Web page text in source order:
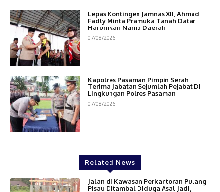
Lepas Kontingen Jamnas XII, Ahmad
Fadly Minta Pramuka Tanah Datar
Harumkan Nama Daerah
07/08/2026
Kapolres Pasaman Pimpin Serah
Terima Jabatan Sejumlah Pejabat Di
Lingkungan Polres Pasaman
07/08/2026
Related News
Jalan di Kawasan Perkantoran Pulang
Pisau Ditambal Diduga Asal Jadi,